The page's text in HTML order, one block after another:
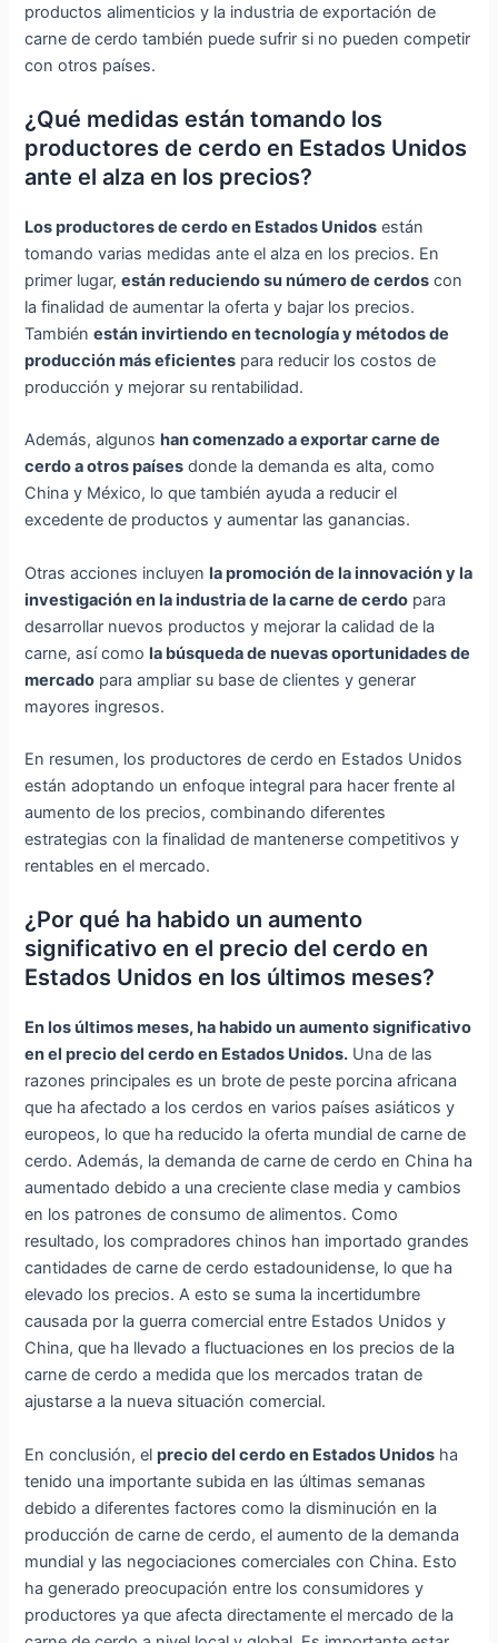
productos alimenticios y la industria de exportación de
carne de cerdo también puede sufrir si no pueden competir
con otros países.
¿Qué medidas están tomando los
productores de cerdo en Estados Unidos
ante el alza en los precios?
Los productores de cerdo en Estados Unidos están
tomando varias medidas ante el alza en los precios. En
primer lugar,están reduciendo su número de cerdos con
la finalidad de aumentar la oferta y bajar los precios.
Tambiénestán invirtiendo en tecnología y métodos de
producción más eficientes para reducir los costos de
producción y mejorar su rentabilidad.
Además, algunoshan comenzado a exportar carne de
cerdo a otros países donde la demanda es alta, como
China y México, lo que también ayuda a reducir el
excedente de productos y aumentar las ganancias.
Otras acciones incluyenla promoción de la innovación y la
investigación en la industria de la carne de cerdo para
desarrollar nuevos productos y mejorar la calidad de la
carne, así comola búsqueda de nuevas oportunidades de
mercado para ampliar su base de clientes y generar
mayores ingresos.
En resumen, los productores de cerdo en Estados Unidos
están adoptando un enfoque integral para hacer frente al
aumento de los precios, combinando diferentes
estrategias con la finalidad de mantenerse competitivos y
rentables en el mercado.
¿Por qué ha habido un aumento
significativo en el precio del cerdo en
Estados Unidos en los últimos meses?
En los últimos meses, ha habido un aumento significativo
en el precio del cerdo en Estados Unidos. Una de las
razones principales es un brote de peste porcina africana
que ha afectado a los cerdos en varios países asiáticos y
europeos, lo que ha reducido la oferta mundial de carne de
cerdo. Además, la demanda de carne de cerdo en China ha
aumentado debido a una creciente clase media y cambios
en los patrones de consumo de alimentos. Como
resultado, los compradores chinos han importado grandes
cantidades de carne de cerdo estadounidense, lo que ha
elevado los precios. A esto se suma la incertidumbre
causada por la guerra comercial entre Estados Unidos y
China, que ha llevado a fluctuaciones en los precios de la
carne de cerdo a medida que los mercados tratan de
ajustarse a la nueva situación comercial.
En conclusión, elprecio del cerdo en Estados Unidos ha
tenido una importante subida en las últimas semanas
debido a diferentes factores como la disminución en la
producción de carne de cerdo, el aumento de la demanda
mundial y las negociaciones comerciales con China. Esto
ha generado preocupación entre los consumidores y
productores ya que afecta directamente el mercado de la